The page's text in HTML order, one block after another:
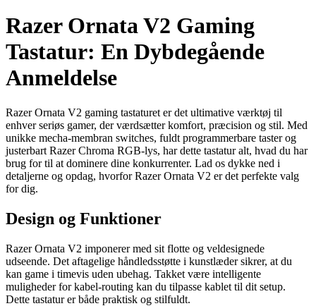
Razer Ornata V2 Gaming
Tastatur: En Dybdegående
Anmeldelse
Razer Ornata V2 gaming tastaturet er det ultimative værktøj til
enhver seriøs gamer, der værdsætter komfort, præcision og stil. Med
unikke mecha-membran switches, fuldt programmerbare taster og
justerbart Razer Chroma RGB-lys, har dette tastatur alt, hvad du har
brug for til at dominere dine konkurrenter. Lad os dykke ned i
detaljerne og opdag, hvorfor Razer Ornata V2 er det perfekte valg
for dig.
Design og Funktioner
Razer Ornata V2 imponerer med sit flotte og veldesignede
udseende. Det aftagelige håndledsstøtte i kunstlæder sikrer, at du
kan game i timevis uden ubehag. Takket være intelligente
muligheder for kabel-routing kan du tilpasse kablet til dit setup.
Dette tastatur er både praktisk og stilfuldt.